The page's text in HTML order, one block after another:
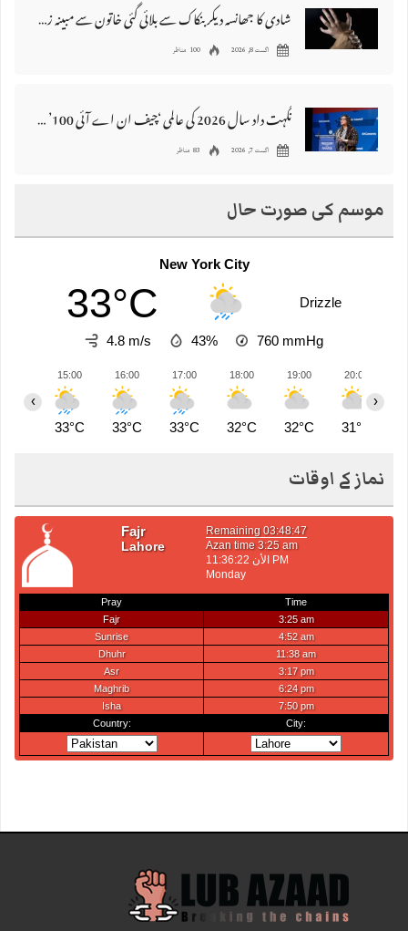
شادی کا جھانسہ دیکر بنکاک سے بلائی گئی خاتون سے مبینہ زیادتی، ملزم گرفتار
اگست 8, 2026 100 مناظر
نگہت داد سال 2026 کی عالمی ‘چیف ان اے آئی 100’ فہرست میں شامل
اگست 7, 2026 83 مناظر
موسم کی صورت حال
New York City
33°C Drizzle
4.8 m/s 43% 760 mmHg
15:00
33°C
16:00
33°C
17:00
33°C
18:00
32°C
19:00
32°C
20:00
31°C
‹ ›
نماز کے اوقات